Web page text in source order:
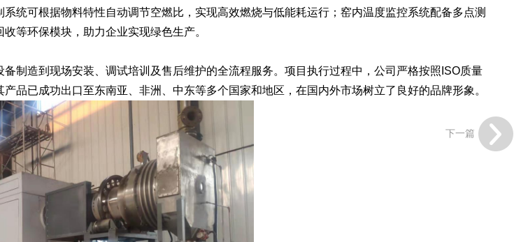
可根据物料特性自动调节空燃比，实现高效燃烧与低能耗运行；窑内温度监控系统配备多点测
等环保模块，助力企业实现绿色生产。
造到现场安装、调试培训及售后维护的全流程服务。项目执行过程中，公司严格按照ISO质量
品已成功出口至东南亚、非洲、中东等多个国家和地区，在国内外市场树立了良好的品牌形象。
下一篇